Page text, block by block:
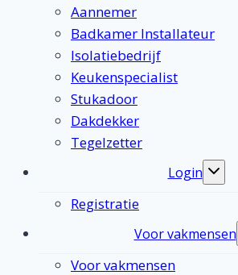
Aannemer
Badkamer Installateur
Isolatiebedrijf
Keukenspecialist
Stukadoor
Dakdekker
Tegelzetter
Login
Toggle
Registratie
Voor vakmensen
Voor vakmensen